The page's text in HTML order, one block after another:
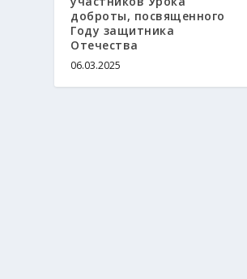
доброты, посвященного
Году защитника
Отечества
06.03.2025